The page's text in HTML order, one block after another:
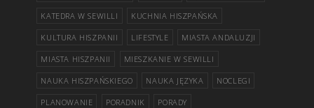
KATEDRA W SEWILLI KUCHNIA HISZPAŃSKA
KULTURA HISZPANII LIFESTYLE MIASTA ANDALUZJI
MIASTA HISZPANII MIESZKANIE W SEWILLI
NAUKA HISZPAŃSKIEGO NAUKA JĘZYKA NOCLEGI
PLANOWANIE PORADNIK PORADY